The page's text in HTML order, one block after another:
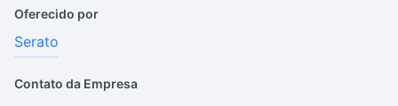
Oferecido por
Serato
Contato da Empresa